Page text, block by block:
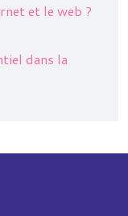
et le web ?
dans la